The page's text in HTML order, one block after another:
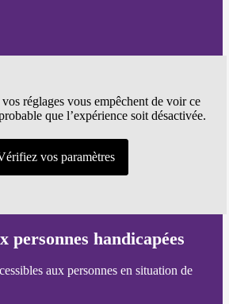
réglages vous empêchent de voir ce
que l’expérience soit désactivée.
vos paramètres
personnes handicapées
aux personnes en situation de